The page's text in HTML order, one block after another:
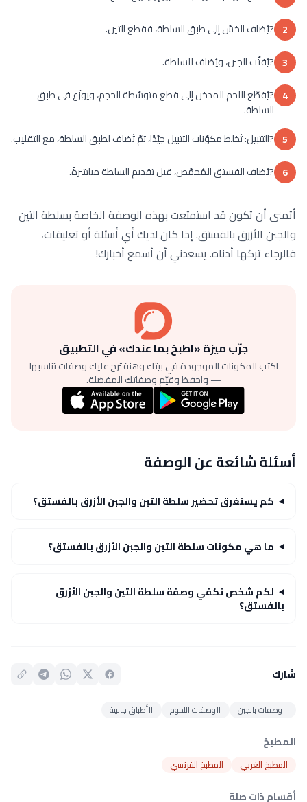
2 ?يُضاف الخسّ إلى طبق السلطة، فقطع التين.
3 ?يُفتّت الجبن، ويُضاف للسلطة.
4 ?يُقطّع اللحم المدخن إلى قطع متوسّطة الحجم، ويوزّع في طبق
السلطة.
5 ?التتبيل: تُخلط مكوّنات التتبيل جيّدًا، ثمّ تُضاف لطبق السلطة، مع التقليب.
6 ?يُضاف الفستق المُحمّص، قبل تقديم السلطة مباشرةً.
أتمنى أن تكون قد استمتعت بهذه الوصفة الخاصة بسلطة التين
والجبن الأزرق بالفستق. إذا كان لديك أي أسئلة أو تعليقات،
فالرجاء تركها أدناه. يسعدني أن أسمع أخبارك!
جرّب ميزة «اطبخ بما عندك» في التطبيق
اكتب المكونات الموجودة في بيتك وهنقترح عليك وصفات تناسبها
— واحفظ وقيّم وصفاتك المفضلة.
أسئلة شائعة عن الوصفة
كم يستغرق تحضير سلطة التين والجبن الأزرق بالفستق؟
ما هي مكونات سلطة التين والجبن الأزرق بالفستق؟
لكم شخص تكفي وصفة سلطة التين والجبن الأزرق
بالفستق؟
شارك
#وصفات بالجبن #وصفات اللحوم #أطباق جانبية
المطبخ
المطبخ الغربي المطبخ الفرنسي
أقسام ذات صلة